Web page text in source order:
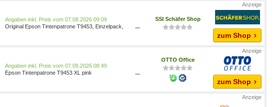
Preis vom 07.08.2026 09:09
Original Epson Tintenpatrone T9453, Einzelpack,
...
SSI Schäfer Shop
zum Shop
Preis vom 07.08.2026 08:49
Epson Tintenpatrone T9453 XL pink
...
OTTO Office
zum Shop